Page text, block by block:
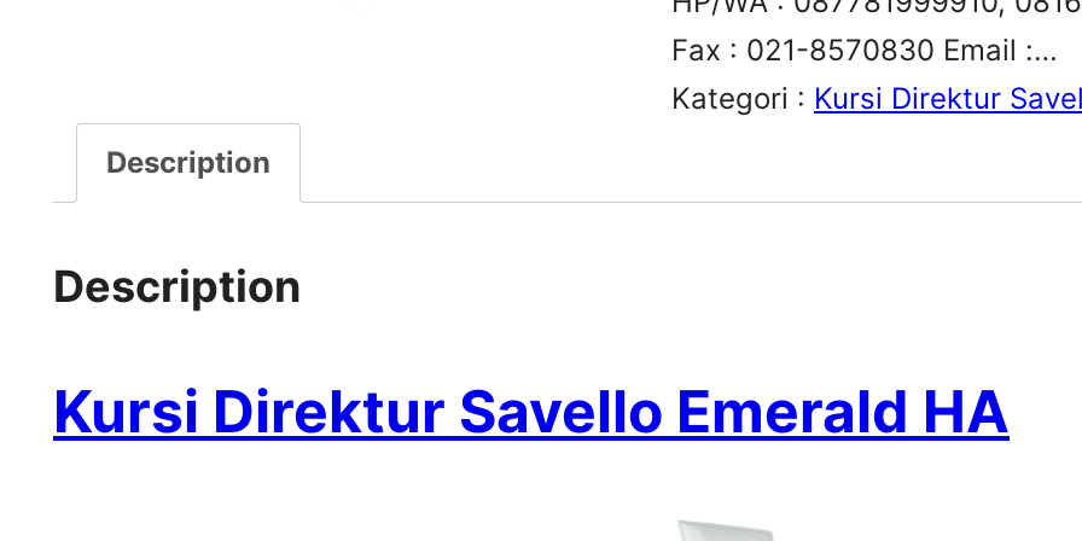
Fax : 021-8570830 Email :…
Kategori : Kursi Direktur
Description
Description
Kursi Direktur Savello Emerald HA